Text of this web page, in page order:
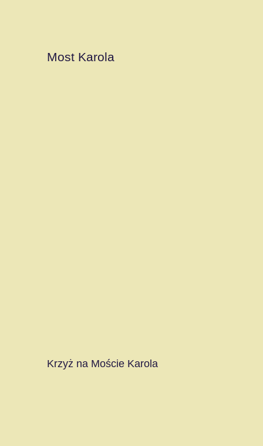
Most Karola
Krzyż na Moście Karola